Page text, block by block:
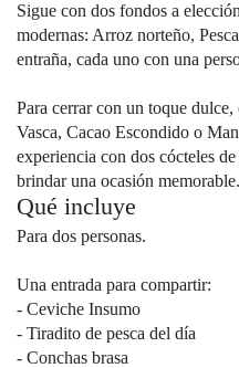
Sigue con dos fondos a
modernas: Arroz norteño,
entraña, cada uno con una
Para cerrar con un toque
Vasca, Cacao Escondido o
experiencia con dos cócteles
brindar una ocasión memorable.
Qué incluye
Para dos personas.
Una entrada para compartir:
- Ceviche Insumo
- Tiradito de pesca del día
- Conchas brasa